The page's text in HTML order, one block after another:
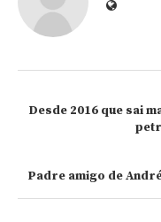
Desde 2016 que sai
Padre amigo de